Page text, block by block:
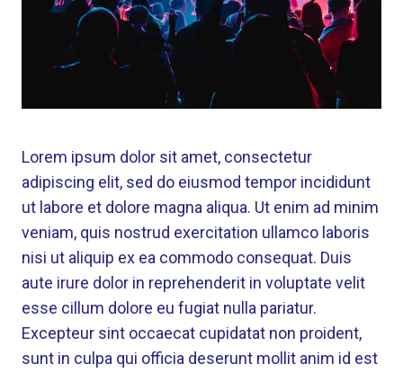
Lorem ipsum dolor sit amet, consectetur
adipiscing elit, sed do eiusmod tempor incididunt
ut labore et dolore magna aliqua. Ut enim ad minim
veniam, quis nostrud exercitation ullamco laboris
nisi ut aliquip ex ea commodo consequat. Duis
aute irure dolor in reprehenderit in voluptate velit
esse cillum dolore eu fugiat nulla pariatur.
Excepteur sint occaecat cupidatat non proident,
sunt in culpa qui officia deserunt mollit anim id est